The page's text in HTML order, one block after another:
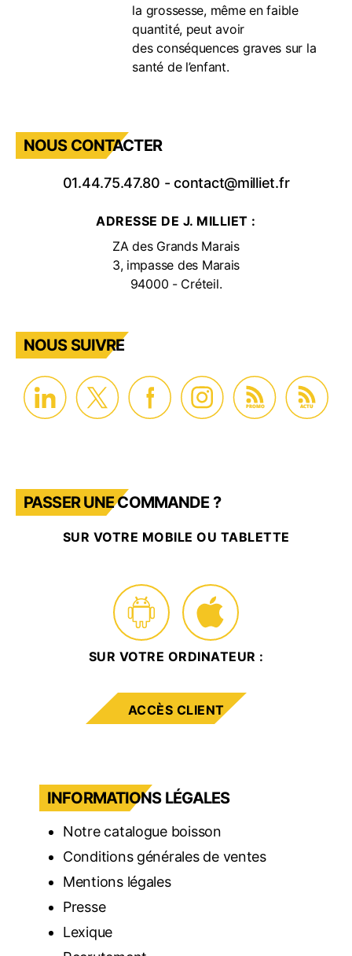
la grossesse, même en faible
quantité, peut avoir
des conséquences graves sur la
santé de l’enfant.
NOUS CONTACTER
01.44.75.47.80 -contact@milliet.fr
ADRESSE DE J. MILLIET :
ZA des Grands Marais
3, impasse des Marais
94000 - Créteil.
NOUS SUIVRE
PROMO ACTU
PASSER UNE COMMANDE ?
SUR VOTRE MOBILE OU TABLETTE
SUR VOTRE ORDINATEUR :
ACCÈS CLIENT
INFORMATIONS LÉGALES
Notre catalogue boisson
Conditions générales de ventes
Mentions légales
Presse
Lexique